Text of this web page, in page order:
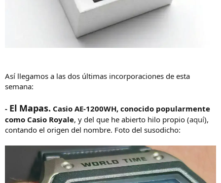
Así llegamos a las dos últimas incorporaciones de esta
semana:
- El Mapas. Casio AE-1200WH, conocido popularmente
como Casio Royale, y del que he abierto hilo propio (aquí),
contando el origen del nombre. Foto del susodicho: